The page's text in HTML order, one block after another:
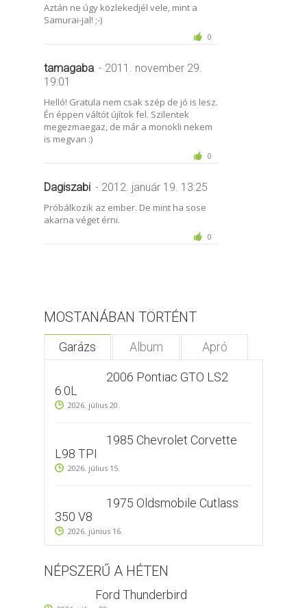
Aztán ne úgy közlekedjél vele, mint a
Samurai-jal! ;-)
0
tamagaba - 2011. november 29.
19:01
Helló! Gratula nem csak szép de jó is lesz.
Én éppen váltót újítok fel. Szilentek
megezmaegaz, de már a monokli nekem
is megvan :)
0
Dagiszabi - 2012. január 19. 13:25
Próbálkozik az ember. De mint ha sose
akarna véget érni.
0
MOSTANÁBAN TÖRTÉNT
Garázs Album Apró
2006 Pontiac GTO LS2
6.0L
2026. július 20.
1985 Chevrolet Corvette
L98 TPI
2026. július 15.
1975 Oldsmobile Cutlass
350 V8
2026. június 16.
NÉPSZERŰ A HÉTEN
Ford Thunderbird